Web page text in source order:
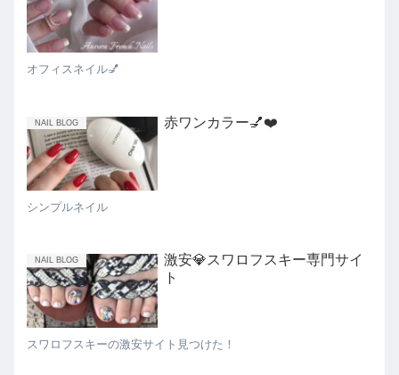
オフィスネイル💅
NAIL BLOG 赤ワンカラー💅❤️
シンプルネイル
NAIL BLOG
激安💎スワロフスキー専門サイ
ト
スワロフスキーの激安サイト見つけた！